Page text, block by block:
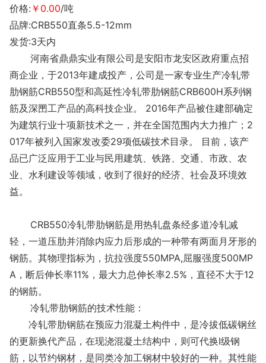
价格: ￥0.00/吨
品牌:CRB550直条5.5-12mm
发货:3天内
河南省鼎鼎实业有限公司是安阳市龙安区政府重点招
商企业，于2013年建成投产，公司是一家专业生产冷轧带
肋钢筋CRB550型和高延性冷轧带肋钢筋CRB600H系列钢
筋及深㘡工产品的高科技企业。
2016年产品被住建部确定
为建筑行业十项新技术之一，并在全国范围内大力推广；2
017年被列入国家发改委29项低碳技术目录。 目前，该产
品已广泛应用于工业与民用建筑、铁路、交通、市政、农
业、水利建设等领域，收到了很好的经济、社会及环境效
益。
CRB550冷轧带肋钢筋是用热轧盘条经多道冷轧减
轻，一道压肋并消除内应力后形成的一种带有两面月牙形的
钢筋。其物理指标为，抗拉强度550MPA,屈服强度500MP
A，断后伸长率11%，最大力总伸长率2.5%，直径不大于12
的钢筋。
冷轧带肋钢筋的技术性能：
冷轧带肋钢筋在预应力混凝土构件中，是冷拔低碳钢丝
的更新换代产品，在现浇混凝土结构中，则可代换Ⅰ级钢
筋，以节约钢材，是同类冷加工钢材中较好的一种。其性能